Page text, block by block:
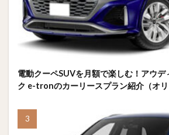
電動クーペSUVを月額で楽しむ！アウデ
ク e-tronのカーリースプラン紹介（オリ